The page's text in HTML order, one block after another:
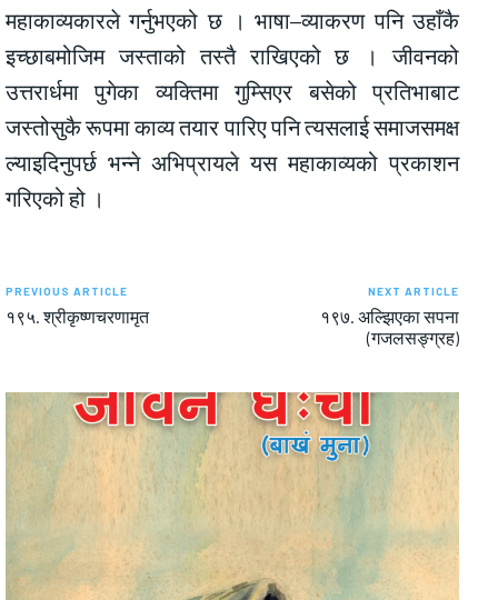
महाकाव्यकारले गर्नुभएको छ । भाषा–व्याकरण पनि उहाँकै
इच्छाबमोजिम जस्ताको तस्तै राखिएको छ । जीवनको
उत्तरार्धमा पुगेका व्यक्तिमा गुम्सिएर बसेको प्रतिभाबाट
जस्तोसुकै रूपमा काव्य तयार पारिए पनि त्यसलाई समाजसमक्ष
ल्याइदिनुपर्छ भन्ने अभिप्रायले यस महाकाव्यको प्रकाशन
गरिएको हो ।
PREVIOUS ARTICLE
१९५. श्रीकृष्णचरणामृत
NEXT ARTICLE
१९७. अल्झिएका सपना
(गजलसङ्ग्रह)